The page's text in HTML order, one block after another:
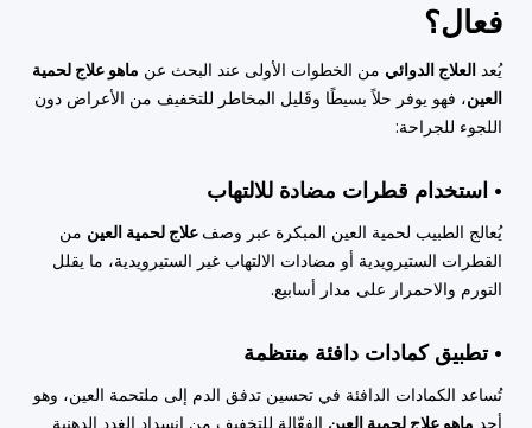
فعال؟
يُعد العلاج الدوائي من الخطوات الأولى عند البحث عن ماهو علاج لحمية
العين، فهو يوفر حلاً بسيطًا وقَليل المخاطر للتخفيف من الأعراض دون
اللجوء للجراحة:
• استخدام قطرات مضادة للالتهاب
يُعالج الطبيب لحمية العين المبكرة عبر وصف علاج لحمية العين من
القطرات الستيرويدية أو مضادات الالتهاب غير الستيرويدية، ما يقلل
التورم والاحمرار على مدار أسابيع.
• تطبيق كمادات دافئة منتظمة
تُساعد الكمادات الدافئة في تحسين تدفق الدم إلى ملتحمة العين، وهو
أحد ماهو علاج لحمية العين الفعّالة للتخفيف من انسداد الغدد الدهنية